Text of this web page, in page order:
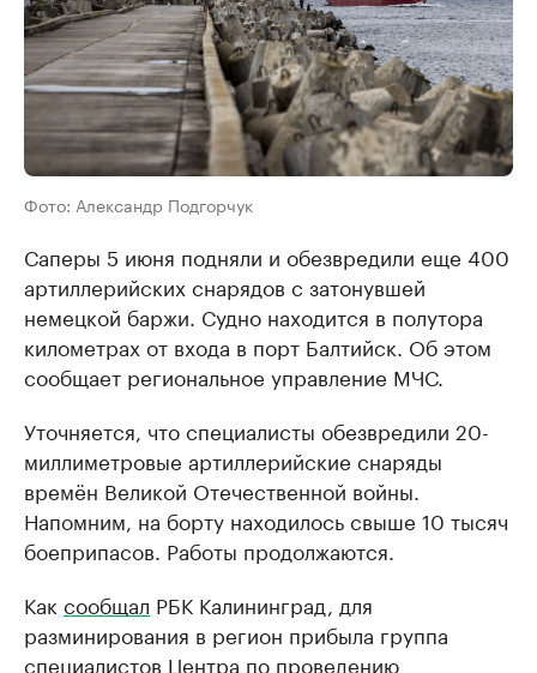
Фото: Александр Подгорчук
Саперы 5 июня подняли и обезвредили еще 400
артиллерийских снарядов с затонувшей
немецкой баржи. Судно находится в полутора
километрах от входа в порт Балтийск. Об этом
сообщает региональное управление МЧС.
Уточняется, что специалисты обезвредили 20-
миллиметровые артиллерийские снаряды
времён Великой Отечественной войны.
Напомним, на борту находилось свыше 10 тысяч
боеприпасов. Работы продолжаются.
Как сообщал РБК Калининград, для
разминирования в регион прибыла группа
специалистов Центра по проведению